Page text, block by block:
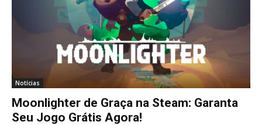
Notícias
Moonlighter de Graça na Steam: Garanta
Seu Jogo Grátis Agora!